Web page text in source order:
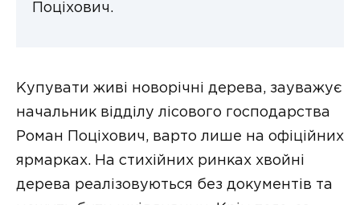
Поціхович.
Купувати живі новорічні дерева, зауважує
начальник відділу лісового господарства
Роман Поціхович, варто лише на офіційних
ярмарках. На стихійних ринках хвойні
дерева реалізовуються без документів та